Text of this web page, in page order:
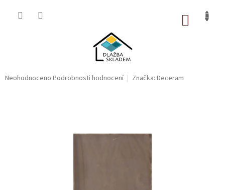
Průměrné
Neohodnoceno Podrobnosti hodnocení Značka: Deceram